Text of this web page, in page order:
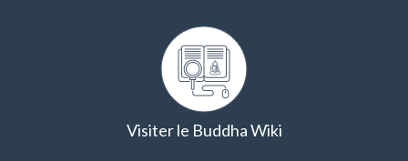
Visiter le Buddha Wiki